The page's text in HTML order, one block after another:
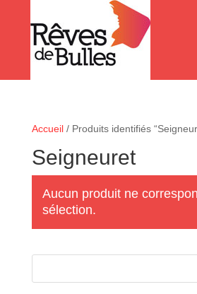
Accueil/ Produits identifiés
Seigneuret
Aucun produit ne
sélection.